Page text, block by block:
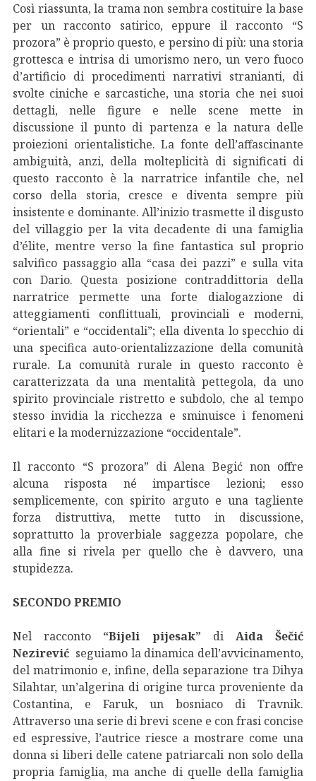
Così riassunta, la trama non sembra costituire la base
per un racconto satirico, eppure il racconto “S
prozora” è proprio questo, e persino di più: una storia
grottesca e intrisa di umorismo nero, un vero fuoco
d’artificio di procedimenti narrativi stranianti, di
svolte ciniche e sarcastiche, una storia che nei suoi
dettagli, nelle figure e nelle scene mette in
discussione il punto di partenza e la natura delle
proiezioni orientalistiche. La fonte dell’affascinante
ambiguità, anzi, della molteplicità di significati di
questo racconto è la narratrice infantile che, nel
corso della storia, cresce e diventa sempre più
insistente e dominante. All’inizio trasmette il disgusto
del villaggio per la vita decadente di una famiglia
d’élite, mentre verso la fine fantastica sul proprio
salvifico passaggio alla “casa dei pazzi” e sulla vita
con Dario. Questa posizione contraddittoria della
narratrice permette una forte dialogazzione di
atteggiamenti conflittuali, provinciali e moderni,
“orientali” e “occidentali”; ella diventa lo specchio di
una specifica auto-orientalizzazione della comunità
rurale. La comunità rurale in questo racconto è
caratterizzata da una mentalità pettegola, da uno
spirito provinciale ristretto e subdolo, che al tempo
stesso invidia la ricchezza e sminuisce i fenomeni
elitari e la modernizzazione “occidentale”.
Il racconto “S prozora” di Alena Begić non offre
alcuna risposta né impartisce lezioni; esso
semplicemente, con spirito arguto e una tagliente
forza distruttiva, mette tutto in discussione,
soprattutto la proverbiale saggezza popolare, che
alla fine si rivela per quello che è davvero, una
stupidezza.
SECONDO PREMIO
Nel racconto “Bijeli pijesak” di Aida Šečić
Nezirević seguiamo la dinamica dell’avvicinamento,
del matrimonio e, infine, della separazione tra Dihya
Silahtar, un’algerina di origine turca proveniente da
Costantina, e Faruk, un bosniaco di Travnik.
Attraverso una serie di brevi scene e con frasi concise
ed espressive, l’autrice riesce a mostrare come una
donna si liberi delle catene patriarcali non solo della
propria famiglia, ma anche di quelle della famiglia